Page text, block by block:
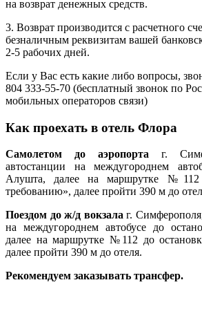
на возврат денежных средств.
3. Возврат производится с расчетного
безналичным реквизитам вашей
2-5 рабочих дней.
Если у Вас есть какие либо вопросы,
804 333-55-70 (бесплатный звонок по
мобильных операторов связи)
Как проехать в отель Флора
Самолетом до аэропорта
г.
автостанции на междугороднем
Алушта, далее на маршрутке
требованию», далее пройти 390 м до
Поездом до ж/д вокзала г.
на междугороднем автобусе до
далее на маршрутке №112 до
далее пройти 390 м до отеля.
Рекомендуем заказывать трансфер.